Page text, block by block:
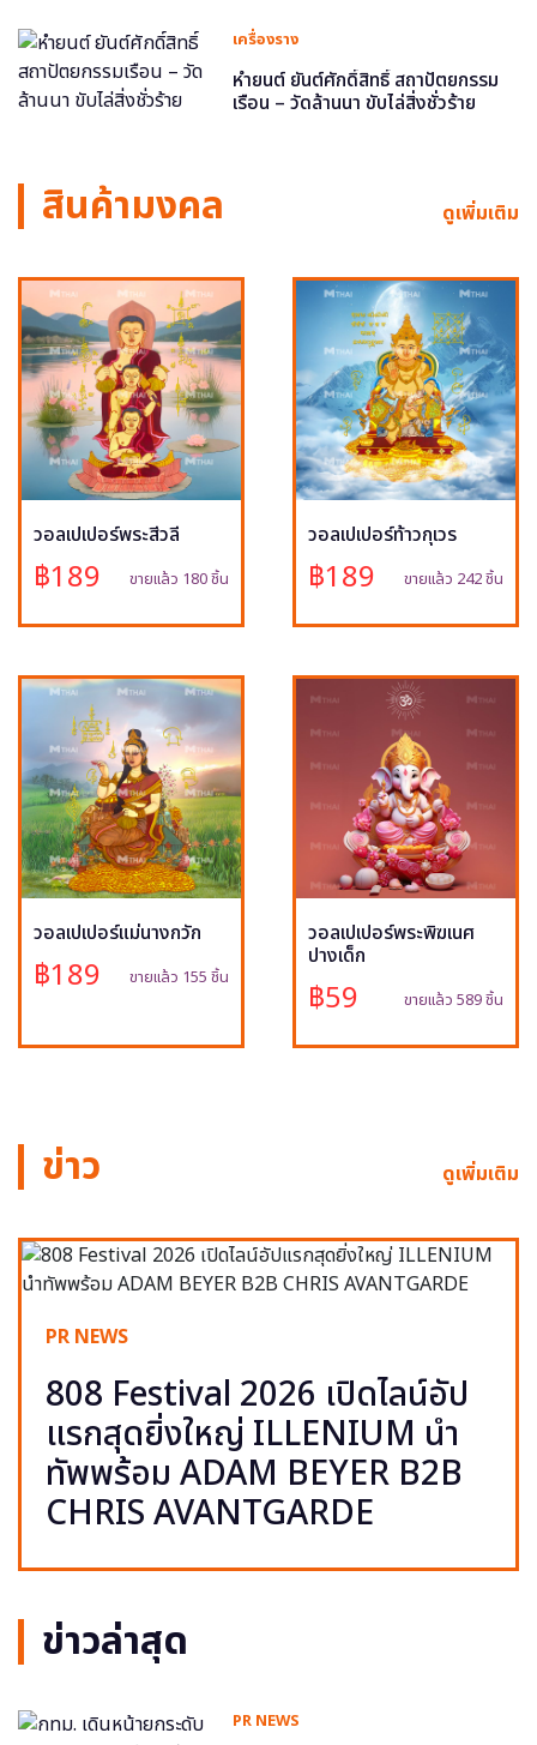
เครื่องราง
หำยนต์ ยันต์ศักดิ์สิทธิ์ สถาปัตยกรรม
เรือน – วัดล้านนา ขับไล่สิ่งชั่วร้าย
สินค้ามงคล ดูเพิ่มเติม
วอลเปเปอร์พระสีวลี
฿189 ขายแล้ว 180 ชิ้น
วอลเปเปอร์ท้าวกุเวร
฿189 ขายแล้ว 242 ชิ้น
วอลเปเปอร์แม่นางกวัก
฿189 ขายแล้ว 155 ชิ้น
วอลเปเปอร์พระพิฆเนศ
ปางเด็ก
฿59 ขายแล้ว 589 ชิ้น
ข่าว ดูเพิ่มเติม
PR NEWS
808 Festival 2026 เปิดไลน์อัป
แรกสุดยิ่งใหญ่ ILLENIUM นำ
ทัพพร้อม ADAM BEYER B2B
CHRIS AVANTGARDE
ข่าวล่าสุด
PR NEWS